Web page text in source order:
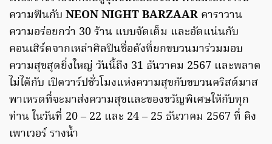
ความฟินกับ NEON NIGHT BARZAAR คาราวาน
ความอร่อยกว่า 30 ร้าน แบบจัดเต็ม และอัดแน่นกับ
คอนเสิร์ตจากเหล่าศิลปินชื่อดังที่ยกขบวนมาร่วมมอบ
ความสุขสุดยิ่งใหญ่ วันนี้ถึง 31 ธันวาคม 2567 และพลาด
ไม่ได้กับ เปิดวาร์ปชั่วโมงแห่งความสุขกับขบวนคริสต์มาส
พาเหรดที่จะมาส่งความสุขและของขวัญพิเศษให้กับทุก
ท่าน ในวันที่ 20 – 22 และ 24 – 25 ธันวาคม 2567 ที่ คิง
เพาเวอร์ รางน้ำ